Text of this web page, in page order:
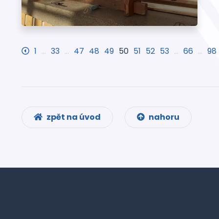
1 … 33 … 47 48 49 50 51 52 53 … 66 … 98
zpět na úvod nahoru